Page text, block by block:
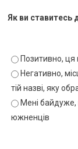
Як ви ставитесь
Позитивно, ця
Негативно,
тій назві, яку
Мені байдуже,
южненців